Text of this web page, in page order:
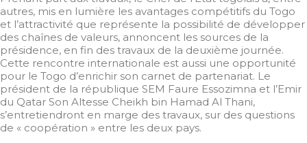
autres, mis en lumière les avantages compétitifs du Togo
et l’attractivité que représente la possibilité de développer
des chaînes de valeurs, annoncent les sources de la
présidence, en fin des travaux de la deuxième journée.
Cette rencontre internationale est aussi une opportunité
pour le Togo d’enrichir son carnet de partenariat. Le
président de la république SEM Faure Essozimna et l’Emir
du Qatar Son Altesse Cheikh bin Hamad Al Thani,
s’entretiendront en marge des travaux, sur des questions
de « coopération » entre les deux pays.